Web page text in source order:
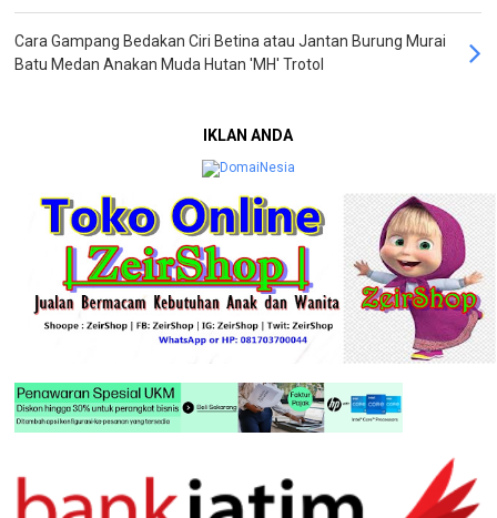
Cara Gampang Bedakan Ciri Betina atau Jantan Burung Murai
Batu Medan Anakan Muda Hutan 'MH' Trotol
IKLAN ANDA